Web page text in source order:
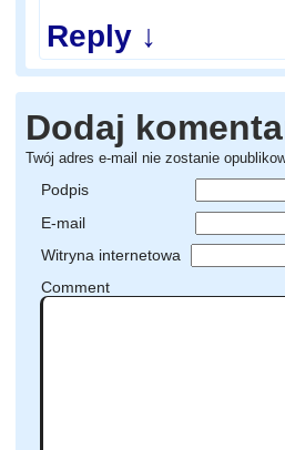
Reply ↓
Dodaj
Twój adres e-mail nie zostanie
Podpis
E-mail
Witryna internetowa
Comment